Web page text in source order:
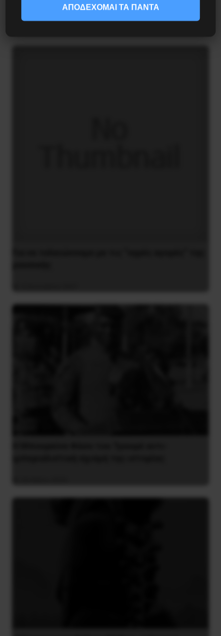
Αλέξανδρος Γιωτόπουλος
ΑΠΟΔΕΧΟΜΑΙ ΤΑ ΠΑΝΤΑ